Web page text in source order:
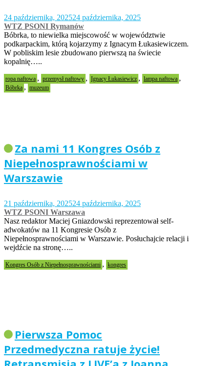
24 października, 202524 października, 2025
WTZ PSONI Rymanów
Bóbrka, to niewielka miejscowość w województwie
podkarpackim, którą kojarzymy z Ignacym Łukasiewiczem.
W pobliskim lesie zbudowano pierwszą na świecie
kopalnię…..
ropa naftowa , przemysł naftowy , Ignacy Łukasiewicz , lampa naftowa ,
Bóbrka , muzeum
Za nami 11 Kongres Osób z
Niepełnosprawnościami w
Warszawie
21 października, 202524 października, 2025
WTZ PSONI Warszawa
Nasz redaktor Maciej Gniazdowski reprezentował self-
adwokatów na 11 Kongresie Osób z
Niepełnosprawnościami w Warszawie. Posłuchajcie relacji i
wejdźcie na stronę…..
Kongres Osób z Niepełnosprawnościami , kongres
Pierwsza Pomoc
Przedmedyczna ratuje życie!